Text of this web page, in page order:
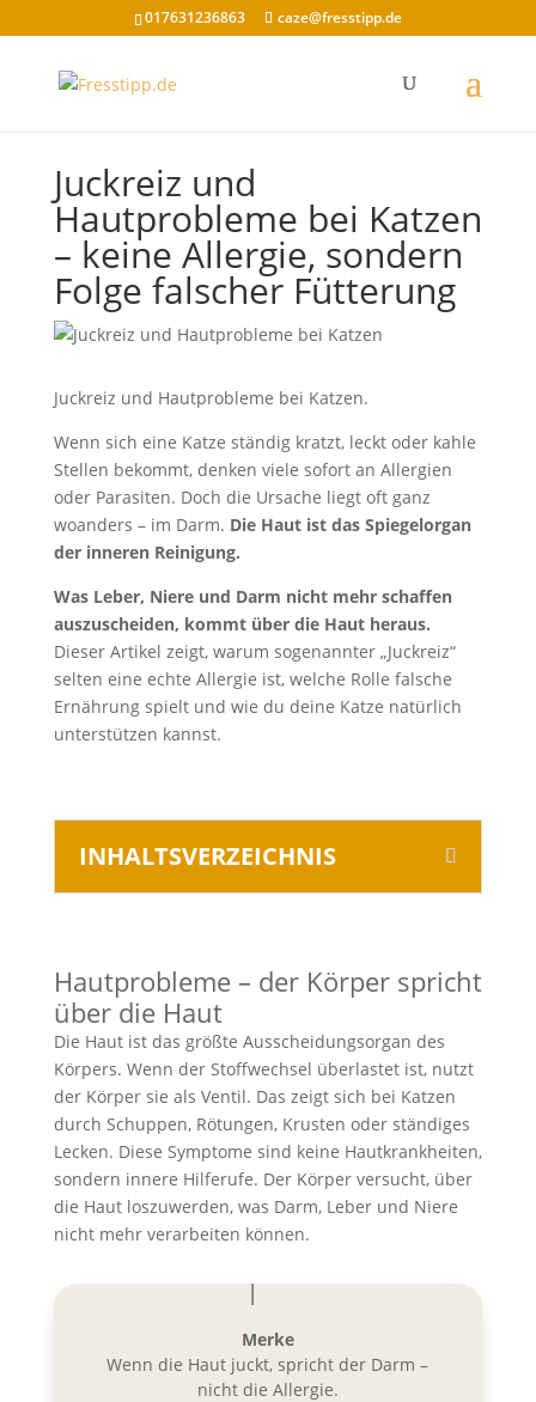
017631236863 caze@fresstipp.de
Juckreiz und
Hautprobleme bei Katzen
– keine Allergie, sondern
Folge falscher Fütterung
Juckreiz und Hautprobleme bei Katzen.
Wenn sich eine Katze ständig kratzt, leckt oder kahle
Stellen bekommt, denken viele sofort an Allergien
oder Parasiten. Doch die Ursache liegt oft ganz
woanders – im Darm. Die Haut ist das Spiegelorgan
der inneren Reinigung.
Was Leber, Niere und Darm nicht mehr schaffen
auszuscheiden, kommt über die Haut heraus.
Dieser Artikel zeigt, warum sogenannter „Juckreiz“
selten eine echte Allergie ist, welche Rolle falsche
Ernährung spielt und wie du deine Katze natürlich
unterstützen kannst.
INHALTSVERZEICHNIS
Hautprobleme – der Körper spricht
über die Haut
Die Haut ist das größte Ausscheidungsorgan des
Körpers. Wenn der Stoffwechsel überlastet ist, nutzt
der Körper sie als Ventil. Das zeigt sich bei Katzen
durch Schuppen, Rötungen, Krusten oder ständiges
Lecken. Diese Symptome sind keine Hautkrankheiten,
sondern innere Hilferufe. Der Körper versucht, über
die Haut loszuwerden, was Darm, Leber und Niere
nicht mehr verarbeiten können.
Merke
Wenn die Haut juckt, spricht der Darm –
nicht die Allergie.